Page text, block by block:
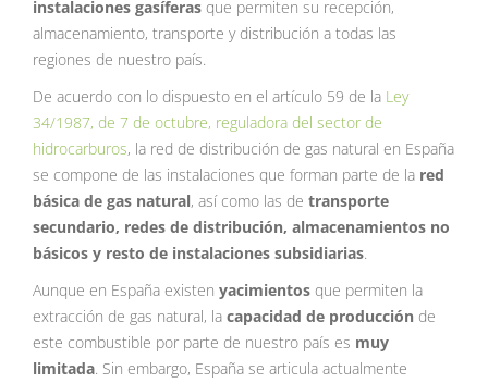
instalaciones gasíferas que permiten su recepción,
almacenamiento, transporte y distribución a todas las
regiones de nuestro país.
De acuerdo con lo dispuesto en el artículo 59 de la Ley
34/1987, de 7 de octubre, reguladora del sector de
hidrocarburos, la red de distribución de gas natural en España
se compone de las instalaciones que forman parte de la red
básica de gas natural, así como las de transporte
secundario, redes de distribución, almacenamientos no
básicos y resto de instalaciones subsidiarias.
Aunque en España existen yacimientos que permiten la
extracción de gas natural, la capacidad de producción de
este combustible por parte de nuestro país es muy
limitada. Sin embargo, España se articula actualmente